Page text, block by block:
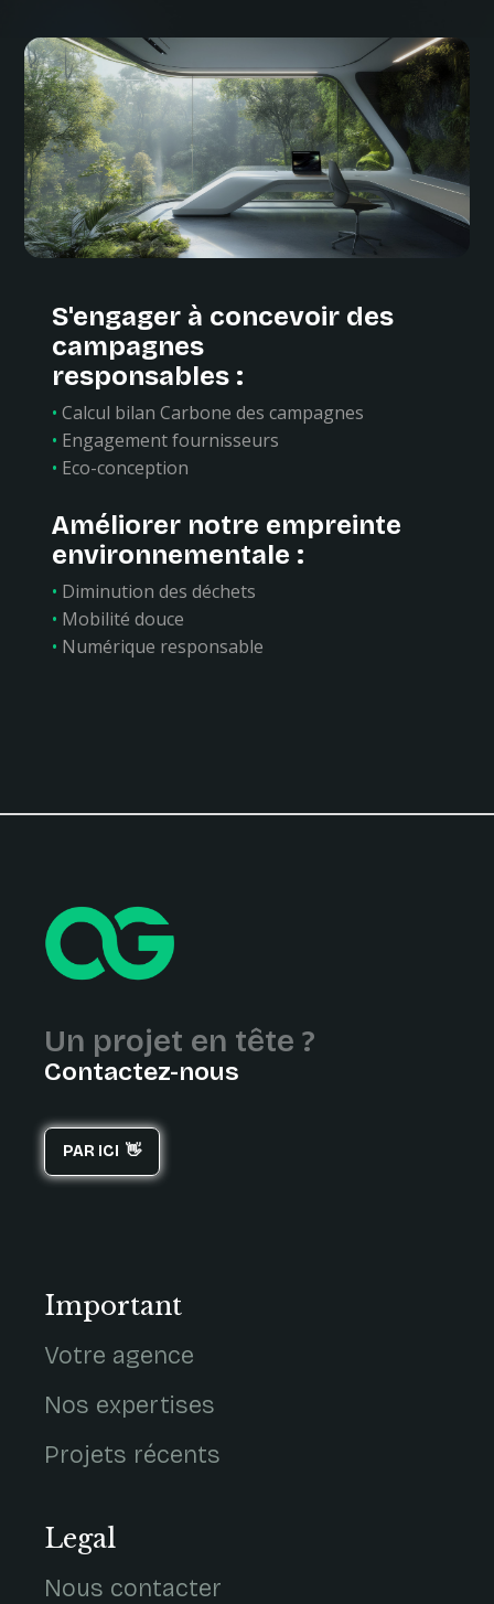
S'engager à concevoir des
campagnes
responsables :
• Calcul bilan Carbone des campagnes
• Engagement fournisseurs
• Eco-conception
Améliorer notre empreinte
environnementale :
• Diminution des déchets
• Mobilité douce
• Numérique responsable
Un projet en tête ?
Contactez-nous
PAR ICI 👋
Important
Votre agence
Nos expertises
Projets récents
Legal
Nous contacter